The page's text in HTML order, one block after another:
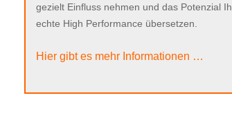
gezielt Einfluss nehmen und das Potenzial
echte High Performance übersetzen.
Hier gibt es mehr Informationen …